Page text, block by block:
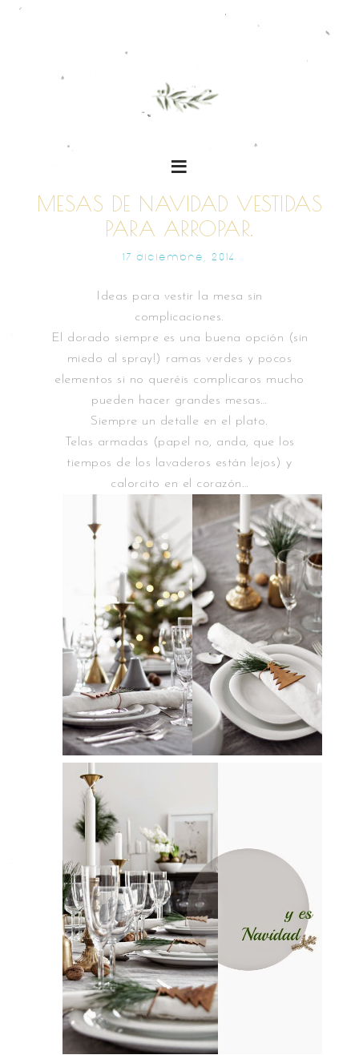
MESAS DE NAVIDAD VESTIDAS
PARA ARROPAR.
17 DICIEMBRE, 2014
Ideas para vestir la mesa sin
complicaciones.
El dorado siempre es una buena opción (sin
miedo al spray!) ramas verdes y pocos
elementos si no queréis complicaros mucho
pueden hacer grandes mesas…
Siempre un detalle en el plato.
Telas armadas (papel no, anda, que los
tiempos de los lavaderos están lejos) y
calorcito en el corazón…